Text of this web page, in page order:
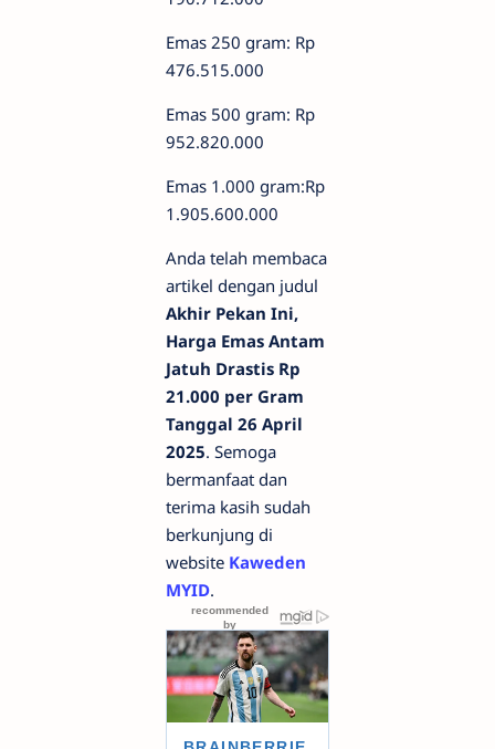
Emas 250 gram: Rp
476.515.000
Emas 500 gram: Rp
952.820.000
Emas 1.000 gram:Rp
1.905.600.000
Anda telah membaca
artikel dengan judul
Akhir Pekan Ini,
Harga Emas Antam
Jatuh Drastis Rp
21.000 per Gram
Tanggal 26 April
2025. Semoga
bermanfaat dan
terima kasih sudah
berkunjung di
website Kaweden
MYID.